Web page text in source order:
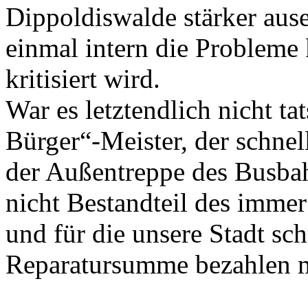
Dippoldiswalde stärker
einmal intern die
kritisiert wird.
War es letztendlich nicht
Bürger“-Meister, der
der Außentreppe des
nicht Bestandteil des
und für die unsere Stadt
Reparatursumme bezahlen